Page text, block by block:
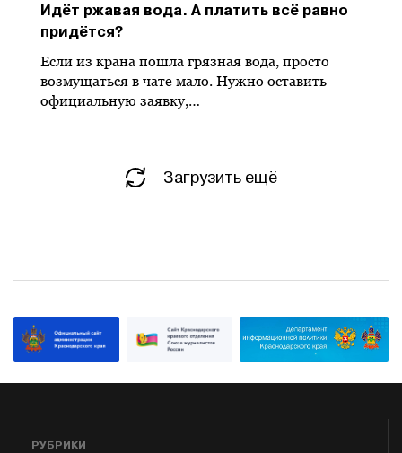
Идёт ржавая вода. А платить всё равно
придётся?
Если из крана пошла грязная вода, просто
возмущаться в чате мало. Нужно оставить
официальную заявку,…
Загрузить ещё
РУБРИКИ